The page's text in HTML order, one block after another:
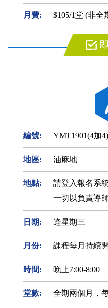
月費: $105/1堂 (非全
編號: YMT1901(4加4)
地區: 油麻地
地點:
請登入報名系
一切以負責導
日期: 逢星期三
月份: 課程每月持續
時間: 晚上7:00-8:00
堂數: 全期兩個月，